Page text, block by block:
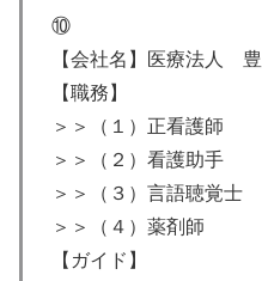
⑩
【会社名】医療法人
【職務】
＞＞（１）正看護師
＞＞（２）看護助手
＞＞（３）言語聴覚士
＞＞（４）薬剤師
【ガイド】